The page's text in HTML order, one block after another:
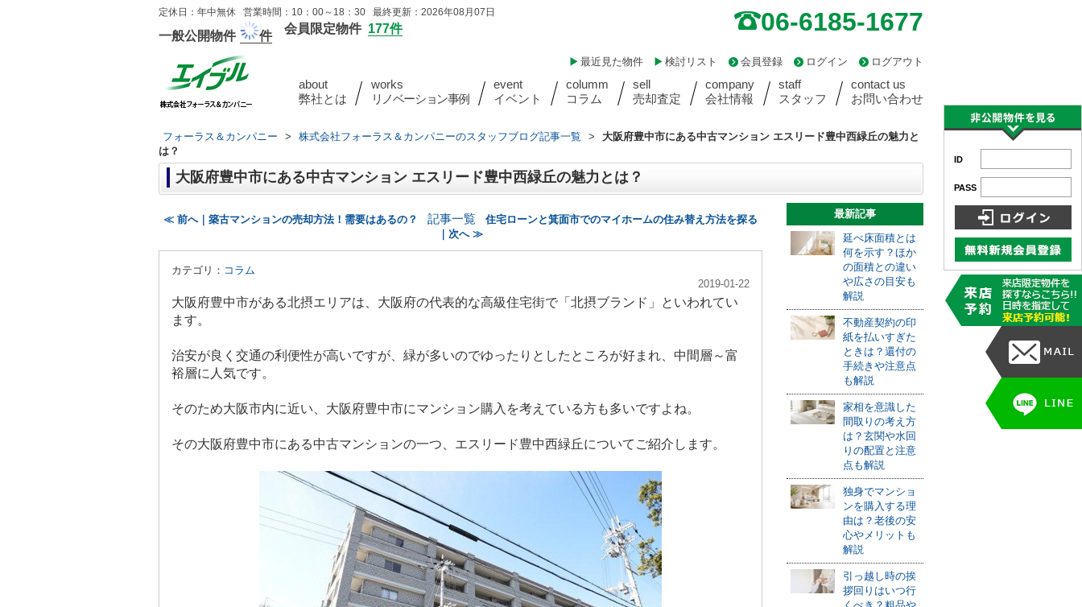
定休日：年中無休 営業時間：10：00～18：30 最終更新：2026年08月07日
一般公開物件 件
会員限定物件 177件 06-6185-1677
ログアウト
ログイン
会員登録
検討リスト
最近見た物件
about
弊社とは
works
リノベーション事例
event
イベント
columm
コラム
sell
売却査定
company
会社情報
staff
スタッフ
contact us
お問い合わせ
フォーラス＆カンパニー > 株式会社フォーラス＆カンパニーのスタッフブログ記事一覧 >
大阪府豊中市にある中古マンション エスリード豊中西緑丘の魅力と
は？
大阪府豊中市にある中古マンション エスリード豊中西緑丘の魅力とは？
≪ 前へ｜築古マンションの売却方法！需要はあるの？ 記事一覧
住宅ローンと箕面市でのマイホームの住み替え方法を探る
｜次へ ≫
カテゴリ： コラム
2019-01-22
大阪府豊中市がある北摂エリアは、大阪府の代表的な高級住宅街で「北摂ブランド」といわれてい
ます。
治安が良く交通の利便性が高いですが、緑が多いのでゆったりとしたところが好まれ、中間層～富
裕層に人気です。
そのため大阪市内に近い、大阪府豊中市にマンション購入を考えている方も多いですよね。
その大阪府豊中市にある中古マンションの一つ、エスリード豊中西緑丘についてご紹介します。
最新記事
延べ床面積とは
何を示す？ほか
の面積との違い
や広さの目安も
解説
不動産契約の印
紙を払いすぎた
ときは？還付の
手続きや注意点
も解説
家相を意識した
間取りの考え方
は？玄関や水回
りの配置と注意
点も解説
独身でマンショ
ンを購入する理
由は？老後の安
心やメリットも
解説
引っ越し時の挨
拶回りはいつ行
ID
PASS